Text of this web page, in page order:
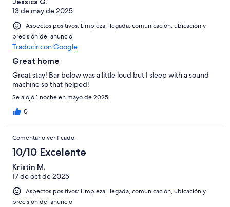
13 de may de 2025
Aspectos positivos: Limpieza, llegada, comunicación, ubicación y
precisión del anuncio
Traducir con Google
Great home
Great stay! Bar below was a little loud but I sleep with a sound
machine so that helped!
Se alojó 1 noche en mayo de 2025
0
Comentario verificado
10/10 Excelente
Kristin M.
17 de oct de 2025
Aspectos positivos: Limpieza, llegada, comunicación, ubicación y
precisión del anuncio